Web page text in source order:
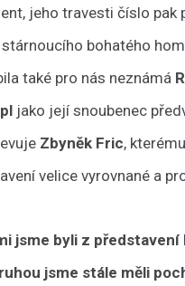
jeho travesti číslo pak
bohatého
také pro nás neznámá
jako její snoubenec
Zbyněk Fric,
velice vyrovnané a
jsme byli z
jsme stále měli